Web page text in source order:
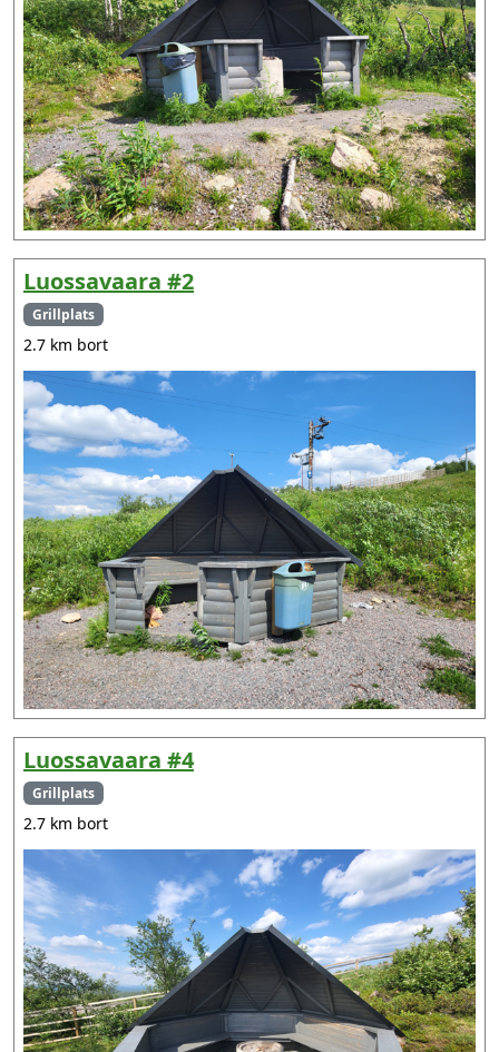
Luossavaara #2
Grillplats
2.7 km bort
Luossavaara #4
Grillplats
2.7 km bort